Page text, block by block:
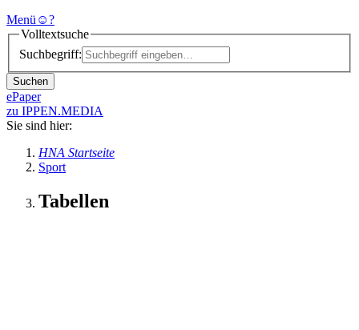
Menü ☺?
Volltextsuche
Suchbegriff:
Suchen
ePaper
zu IPPEN.MEDIA
Sie sind hier:
HNA Startseite
Sport
Tabellen